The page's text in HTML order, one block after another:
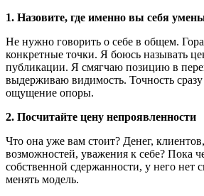
1. Назовите, где именно вы себя
Не нужно говорить о себе в общем.
конкретные точки. Я боюсь называть
публикации. Я смягчаю позицию в
выдерживаю видимость. Точность сразу
ощущение опоры.
2. Посчитайте цену непроявленности
Что она уже вам стоит? Денег,
возможностей, уважения к себе? Пока
собственной сдержанности, у него нет
менять модель.